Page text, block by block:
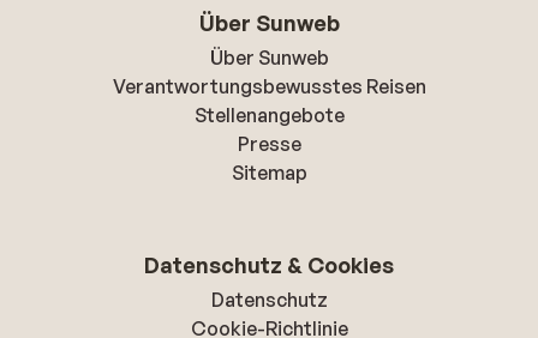
Über Sunweb
Über Sunweb
Verantwortungsbewusstes Reisen
Stellenangebote
Presse
Sitemap
Datenschutz & Cookies
Datenschutz
Cookie-Richtlinie